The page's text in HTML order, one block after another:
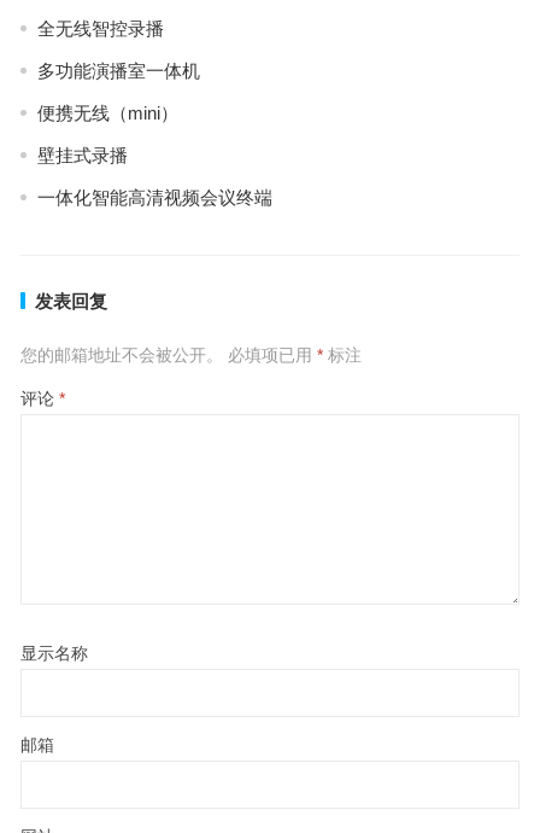
全无线智控录播
多功能演播室一体机
便携无线（mini）
壁挂式录播
一体化智能高清视频会议终端
发表回复
您的邮箱地址不会被公开。 必填项已用 *标注
评论 *
显示名称
邮箱